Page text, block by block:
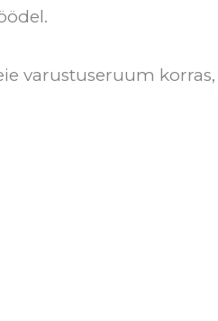
varustuseruum